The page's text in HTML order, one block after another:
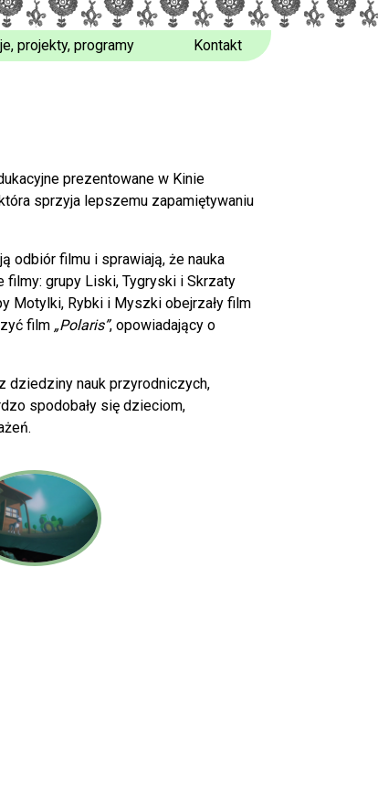
projekty, programy Kontakt
prezentowane w Kinie
sprzyja lepszemu zapamiętywaniu
odbiór filmu i sprawiają, że nauka
filmy: grupy Liski, Tygryski i Skrzaty
Motylki, Rybki i Myszki obejrzały film
film „Polaris”, opowiadający o
dziedziny nauk przyrodniczych,
spodobały się dzieciom,